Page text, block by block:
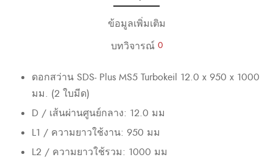
ข้อมูลเพิ่มเติม
บทวิจารณ์ 0
ดอกสว่าน SDS- Plus MS5 Turbokeil 12.0 x 950 x 1000
มม. (2 ใบมีด)
D / เส้นผ่านศูนย์กลาง: 12.0 มม
L1 / ความยาวใช้งาน: 950 มม
L2 / ความยาวใช้รวม: 1000 มม